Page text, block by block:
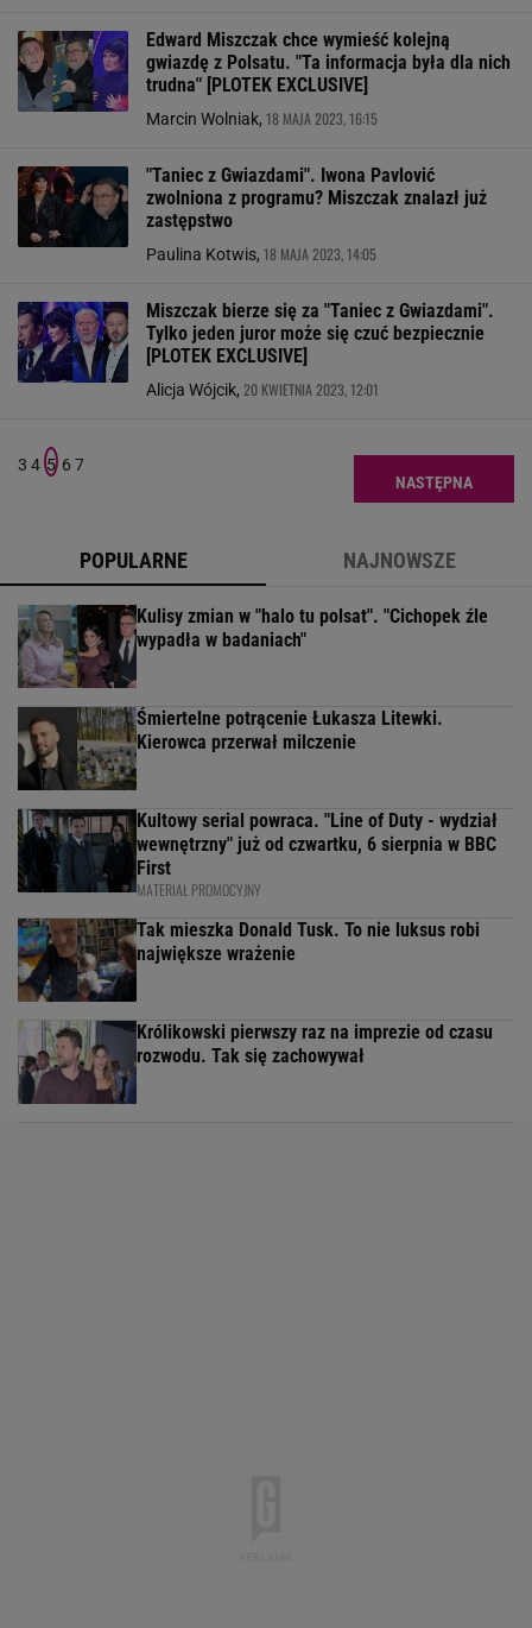
Edward Miszczak chce wymieść kolejną
gwiazdę z Polsatu. "Ta informacja była dla nich
trudna" [PLOTEK EXCLUSIVE]
Marcin Wolniak, 18 MAJA 2023, 16:15
"Taniec z Gwiazdami". Iwona Pavlović
zwolniona z programu? Miszczak znalazł już
zastępstwo
Paulina Kotwis, 18 MAJA 2023, 14:05
Miszczak bierze się za "Taniec z Gwiazdami".
Tylko jeden juror może się czuć bezpiecznie
[PLOTEK EXCLUSIVE]
Alicja Wójcik, 20 KWIETNIA 2023, 12:01
3 4 5 6 7
NASTĘPNA
POPULARNE NAJNOWSZE
Kulisy zmian w "halo tu polsat". "Cichopek źle
wypadła w badaniach"
Śmiertelne potrącenie Łukasza Litewki.
Kierowca przerwał milczenie
Kultowy serial powraca. "Line of Duty - wydział
wewnętrzny" już od czwartku, 6 sierpnia w BBC
First
MATERIAŁ PROMOCYJNY
Tak mieszka Donald Tusk. To nie luksus robi
największe wrażenie
Królikowski pierwszy raz na imprezie od czasu
rozwodu. Tak się zachowywał